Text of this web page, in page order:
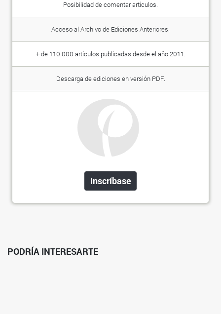
Posibilidad de comentar artículos.
Acceso al Archivo de Ediciones Anteriores.
+ de 110.000 artículos publicadas desde el año 2011.
Descarga de ediciones en versión PDF.
Inscríbase
PODRÍA INTERESARTE